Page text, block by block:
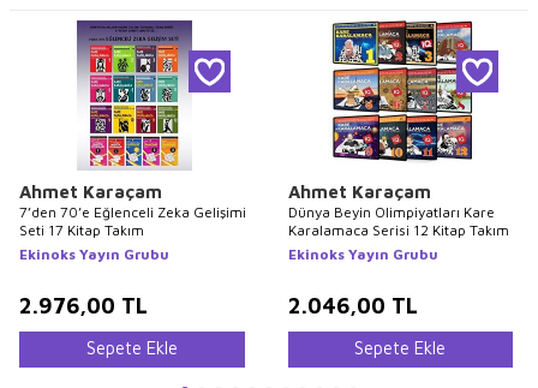
Ahmet Karaçam
7’den 70’e Eğlenceli Zeka Gelişimi
Seti 17 Kitap Takım
Ekinoks Yayın Grubu
2.976,00 TL
Sepete Ekle
Ahmet Karaçam
Dünya Beyin Olimpiyatları Kare
Karalamaca Serisi 12 Kitap Takım
Ekinoks Yayın Grubu
2.046,00 TL
Sepete Ekle